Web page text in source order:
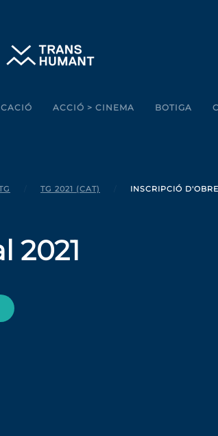
ACCIÓ > CINEMA BOTIGA
TG 2021 (CAT)
INSCRIPCIÓ
2021